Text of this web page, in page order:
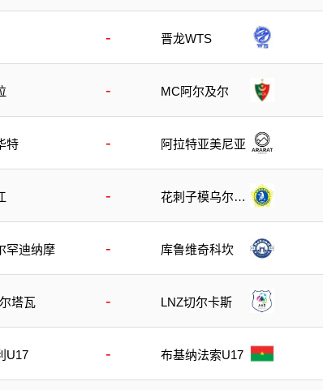
- 晋龙WTS
- MC阿尔及尔
特 - 阿拉特亚美尼亚
-
花刺子模乌尔根
罕迪纳摩 - 库鲁维奇科坎
塔瓦 - LNZ切尔卡斯
U17 - 布基纳法索U17